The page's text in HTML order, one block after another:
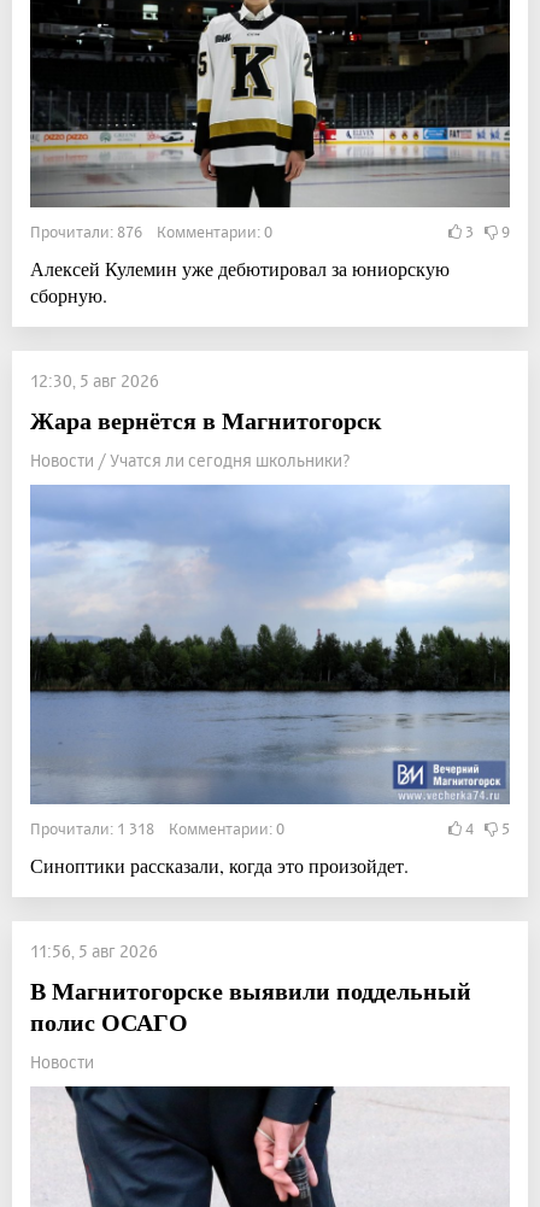
Прочитали: 876 Комментарии: 0 3 9
Алексей Кулемин уже дебютировал за юниорскую
сборную.
12:30, 5 авг 2026
Жара вернётся в Магнитогорск
Новости / Учатся ли сегодня школьники?
Прочитали: 1 318 Комментарии: 0 4 5
Синоптики рассказали, когда это произойдет.
11:56, 5 авг 2026
В Магнитогорске выявили поддельный
полис ОСАГО
Новости